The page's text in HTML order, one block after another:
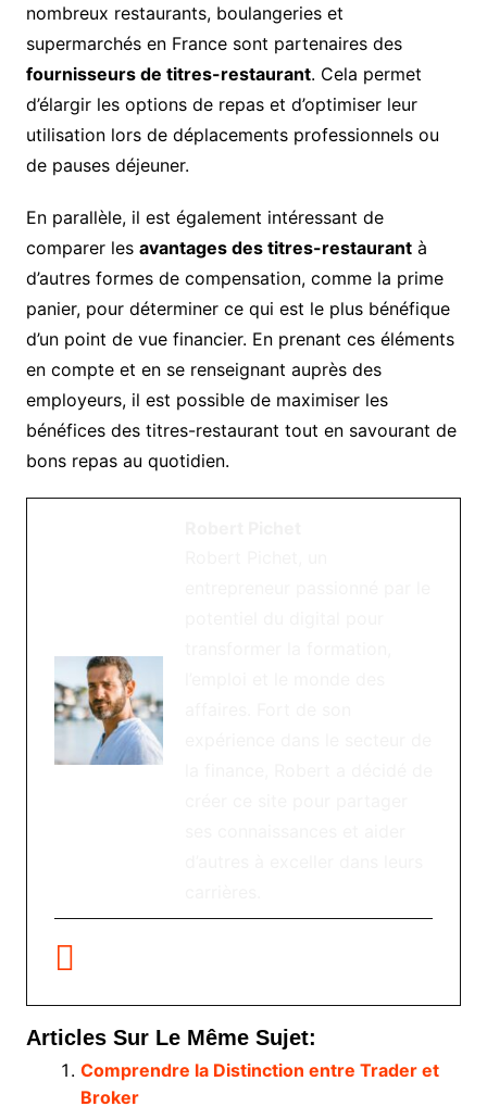
nombreux restaurants, boulangeries et
supermarchés en France sont partenaires des
fournisseurs de titres-restaurant. Cela permet
d’élargir les options de repas et d’optimiser leur
utilisation lors de déplacements professionnels ou
de pauses déjeuner.
En parallèle, il est également intéressant de
comparer les avantages des titres-restaurantà
d’autres formes de compensation, comme la prime
panier, pour déterminer ce qui est le plus bénéfique
d’un point de vue financier. En prenant ces éléments
en compte et en se renseignant auprès des
employeurs, il est possible de maximiser les
bénéfices des titres-restaurant tout en savourant de
bons repas au quotidien.
Articles Sur Le Même Sujet:
Comprendre la Distinction entre Trader et
Broker